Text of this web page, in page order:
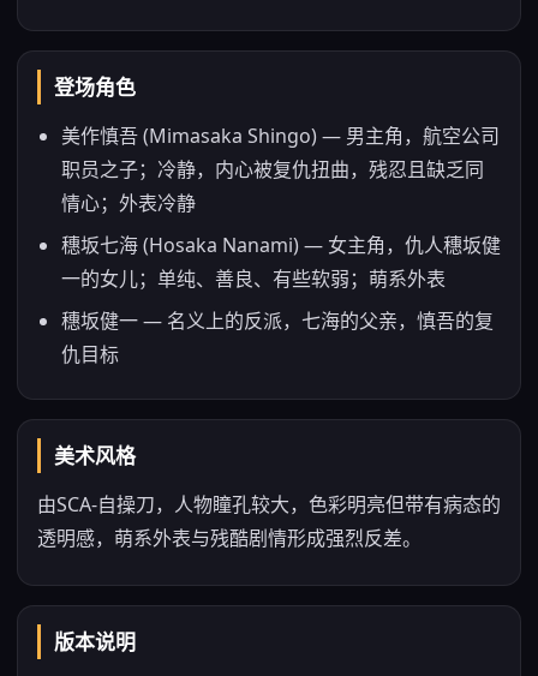
登场角色
美作慎吾 (Mimasaka Shingo) — 男主角，航空公司
职员之子；冷静，内心被复仇扭曲，残忍且缺乏同
情心；外表冷静
穗坂七海 (Hosaka Nanami) — 女主角，仇人穗坂健
一的女儿；单纯、善良、有些软弱；萌系外表
穗坂健一 — 名义上的反派，七海的父亲，慎吾的复
仇目标
美术风格
由SCA-自操刀，人物瞳孔较大，色彩明亮但带有病态的
透明感，萌系外表与残酷剧情形成强烈反差。
版本说明